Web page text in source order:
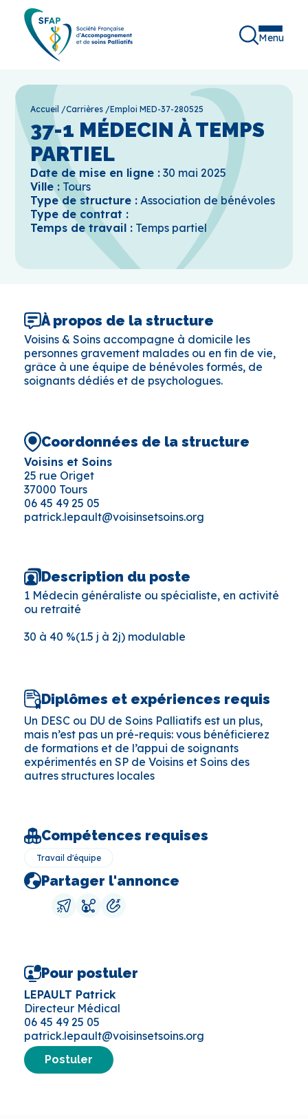
Menu
Accueil /Carrières /Emploi MED-37-280525
37-1 MÉDECIN À TEMPS
PARTIEL
Date de mise en ligne : 30 mai 2025
Ville : Tours
Type de structure : Association de bénévoles
Type de contrat :
Temps de travail : Temps partiel
À propos de la structure
Voisins & Soins accompagne à domicile les
personnes gravement malades ou en fin de vie,
grâce à une équipe de bénévoles formés, de
soignants dédiés et de psychologues.
Coordonnées de la structure
Voisins et Soins
25 rue Origet
37000 Tours
06 45 49 25 05
patrick.lepault@voisinsetsoins.org
Description du poste
1 Médecin généraliste ou spécialiste, en activité
ou retraité
30 à 40 %(1.5 j à 2j) modulable
Compétences requises
Travail d'équipe
Partager l'annonce
Diplômes et expériences requis
Un DESC ou DU de Soins Palliatifs est un plus,
mais n’est pas un pré-requis: vous bénéficierez
de formations et de l’appui de soignants
expérimentés en SP de Voisins et Soins des
autres structures locales
Pour postuler
LEPAULT Patrick
Directeur Médical
06 45 49 25 05
patrick.lepault@voisinsetsoins.org
Postuler